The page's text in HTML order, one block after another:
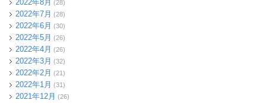
2022年8月 (28)
2022年7月 (28)
2022年6月 (30)
2022年5月 (26)
2022年4月 (26)
2022年3月 (32)
2022年2月 (21)
2022年1月 (31)
2021年12月 (26)